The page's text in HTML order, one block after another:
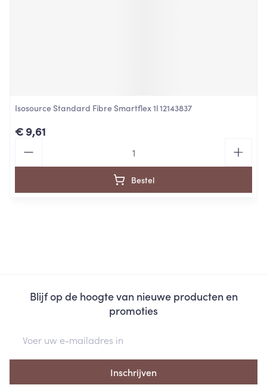
Isosource Standard Fibre Smartflex 1l 12143837
€ 9,61
Bestel
Blijf op de hoogte van nieuwe producten en
promoties
Inschrijven